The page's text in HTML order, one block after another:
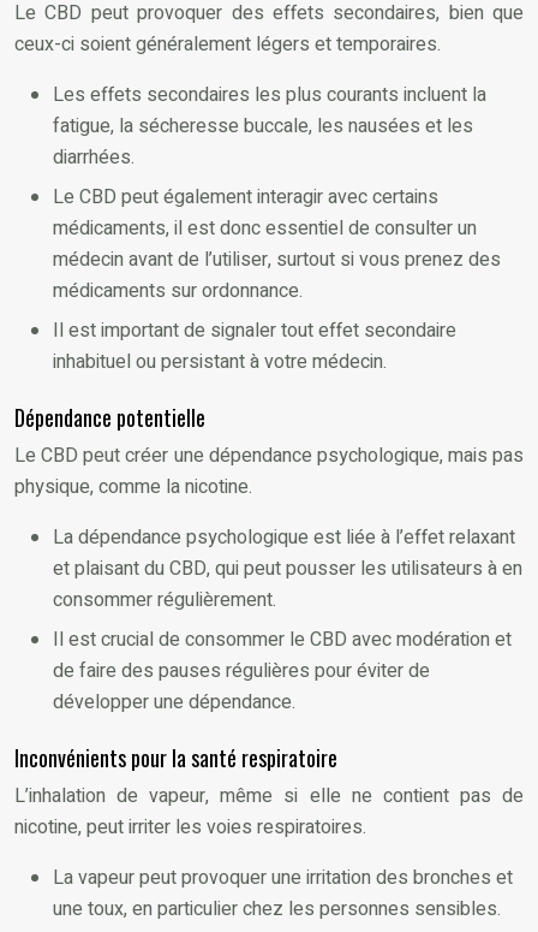
Le CBD peut provoquer des effets secondaires, bien que
ceux-ci soient généralement légers et temporaires.
Les effets secondaires les plus courants incluent la
fatigue, la sécheresse buccale, les nausées et les
diarrhées.
Le CBD peut également interagir avec certains
médicaments, il est donc essentiel de consulter un
médecin avant de l’utiliser, surtout si vous prenez des
médicaments sur ordonnance.
Il est important de signaler tout effet secondaire
inhabituel ou persistant à votre médecin.
Dépendance potentielle
Le CBD peut créer une dépendance psychologique, mais pas
physique, comme la nicotine.
La dépendance psychologique est liée à l’effet relaxant
et plaisant du CBD, qui peut pousser les utilisateurs à en
consommer régulièrement.
Il est crucial de consommer le CBD avec modération et
de faire des pauses régulières pour éviter de
développer une dépendance.
Inconvénients pour la santé respiratoire
L’inhalation de vapeur, même si elle ne contient pas de
nicotine, peut irriter les voies respiratoires.
La vapeur peut provoquer une irritation des bronches et
une toux, en particulier chez les personnes sensibles.